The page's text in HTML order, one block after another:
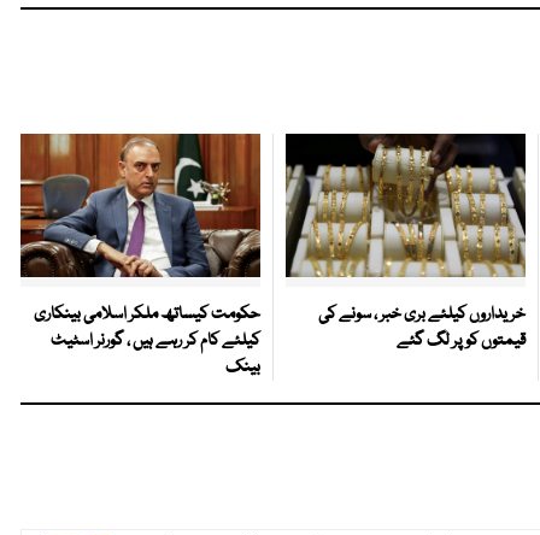
خریداروں کیلئے بری خبر ، سونے کی
قیمتوں کو پر لگ گئے
حکومت کیساتھ ملکر اسلامی بینکاری
کیلئے کام کر رہے ہیں ، گورنر اسٹیٹ
بینک